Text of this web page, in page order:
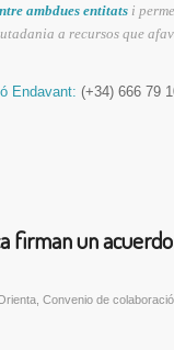
ambdues entitats i
a recursos que
Endavant: (+34) 666 79
firman un
Convenio de